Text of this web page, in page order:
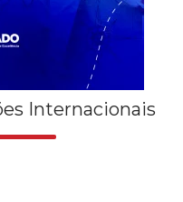
Internacionais